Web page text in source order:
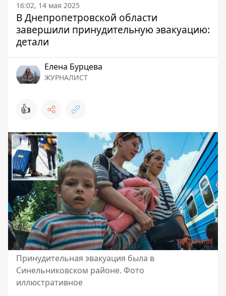
16:02, 14 мая 2025
В Днепропетровской области
завершили принудительную эвакуацию:
детали
Елена Бурцева
ЖУРНАЛИСТ
👍
Принудительная эвакуация была в
Синельниковском районе. Фото
иллюстративное